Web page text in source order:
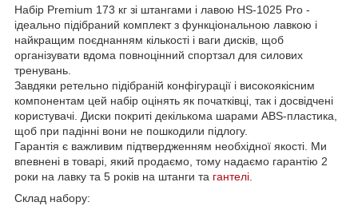
Набір Premium 173 кг зі штангами і лавою HS-1025 Pro -
ідеально підібраний комплект з функціональною лавкою і
найкращим поєднанням кількості і ваги дисків, щоб
організувати вдома повноцінний спортзал для силових
тренувань.
Завдяки ретельно підібраній конфігурації і високоякісним
компонентам цей набір оцінять як початківці, так і досвідчені
користувачі. Диски покриті декількома шарами ABS-пластика,
щоб при падінні вони не пошкодили підлогу.
Гарантія є важливим підтвердженням необхідної якості. Ми
впевнені в товарі, який продаємо, тому надаємо гарантію 2
роки на лавку та 5 років на штанги та гантелі
Склад набору: